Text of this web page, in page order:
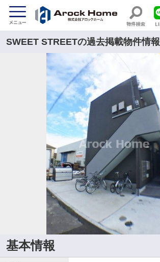
SWEET STREETの過去掲載物件情報
基本情報